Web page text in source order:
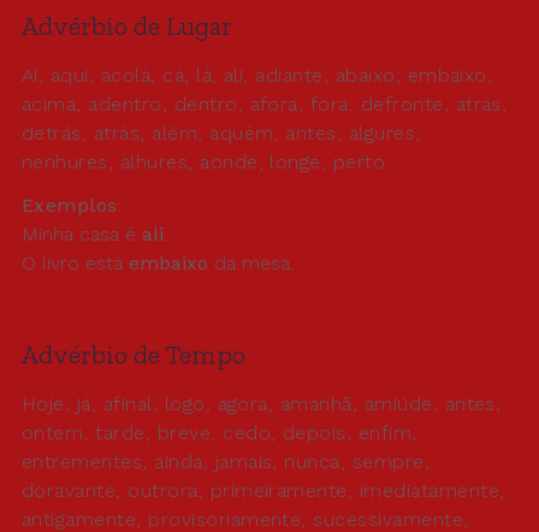
Advérbio de Lugar
Aí, aqui, acolá, cá, lá, ali, adiante, abaixo, embaixo,
acima, adentro, dentro, afora, fora, defronte, atrás,
detrás, atrás, além, aquém, antes, algures,
nenhures, alhures, aonde, longe, perto.
Exemplos:
Minha casa é ali
O livro está embaixo da mesa.
Advérbio de Tempo
Hoje, já, afinal, logo, agora, amanhã, amiúde, antes,
ontem, tarde, breve, cedo, depois, enfim,
entrementes, ainda, jamais, nunca, sempre,
doravante, outrora, primeiramente, imediatamente,
antigamente, provisoriamente, sucessivamente,